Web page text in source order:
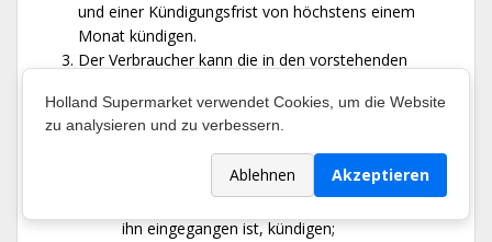
und einer Kündigungsfrist von höchstens einem
Monat kündigen.
Der Verbraucher kann die in den vorstehenden
jederzeit kündigen und darf nicht auf eine
Kündigung an einem bestimmten Zeitpunkt
oder in einem bestimmten Zeitraum
beschränkt werden;
mindestens auf dieselbe Art und Weise, wie er
ihn eingegangen ist, kündigen;
Holland Supermarket verwendet Cookies, um die Website
zu analysieren und zu verbessern.
Ablehnen Akzeptieren